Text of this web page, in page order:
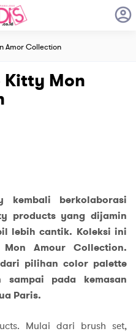
Amor Collection
Kitty Mon
kembali berkolaborasi
products yang dijamin
lebih cantik. Koleksi ini
Amour Collection.
pilihan color palette
sampai pada kemasan
Paris.
Mulai dari brush set,